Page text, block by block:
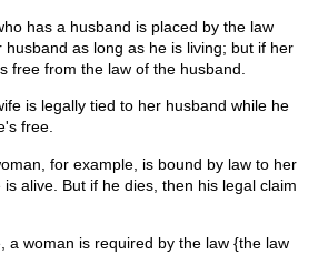
has a husband is placed by the law
as long as he is living; but if her
free from the law of the husband.
is legally tied to her husband while he
free.
for example, is bound by law to her
alive. But if he dies, then his legal claim
a woman is required by the law {the law